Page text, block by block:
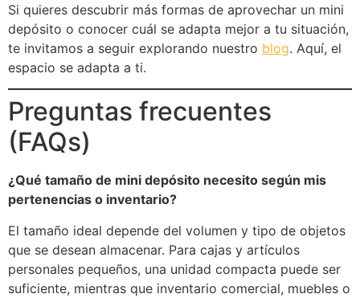
Si quieres descubrir más formas de aprovechar un mini
depósito o conocer cuál se adapta mejor a tu situación,
te invitamos a seguir explorando nuestro blog. Aquí, el
espacio se adapta a ti.
Preguntas frecuentes
(FAQs)
¿Qué tamaño de mini depósito necesito según mis
pertenencias o inventario?
El tamaño ideal depende del volumen y tipo de objetos
que se desean almacenar. Para cajas y artículos
personales pequeños, una unidad compacta puede ser
suficiente, mientras que inventario comercial, muebles o